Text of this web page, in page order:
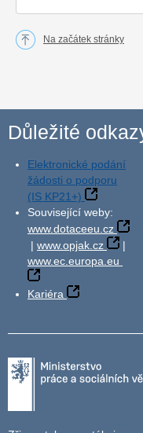
Na začátek stránky
Důležité
Elektronické podání
žádosti o podporu
(IS KP21+)
Související weby:
www.dotaceeu.cz
| www.opjak.cz
|
www.ec.europa.eu
Kariéra